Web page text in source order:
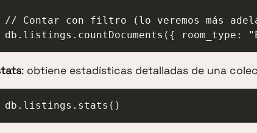
// Contar con filtro (lo veremos más
db.listings.countDocuments({ room_type:
: obtiene estadísticas detalladas de una
db.listings.stats()